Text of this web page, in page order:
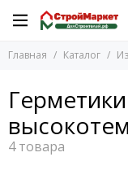
Герметики
Герметики
Герметики для
Герметики для
Герметики
Гидроизоляция
Мембраны Planter
Главная Каталог
Герметики